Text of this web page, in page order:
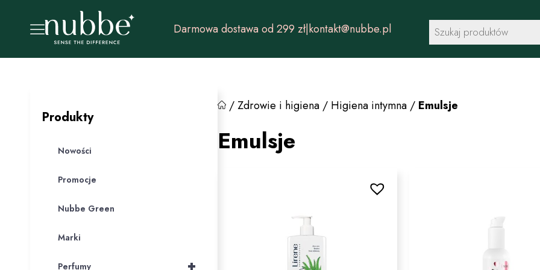
Darmowa dostawa od 299 zł|kontakt@nubbe.pl Wyszukiwarka
produktów
Produkty
Nowości
Promocje
Nubbe Green
Marki
+
Perfumy
/Zdrowie i higiena / Higiena intymna / Emulsje
Emulsje